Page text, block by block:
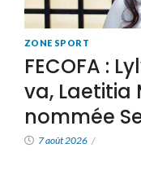
ZONE SPORT
FECOFA :
va, Laetitia
nommée
7 août 2026 /